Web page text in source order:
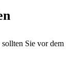
Sie vor dem